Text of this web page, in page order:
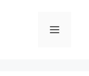
Menu